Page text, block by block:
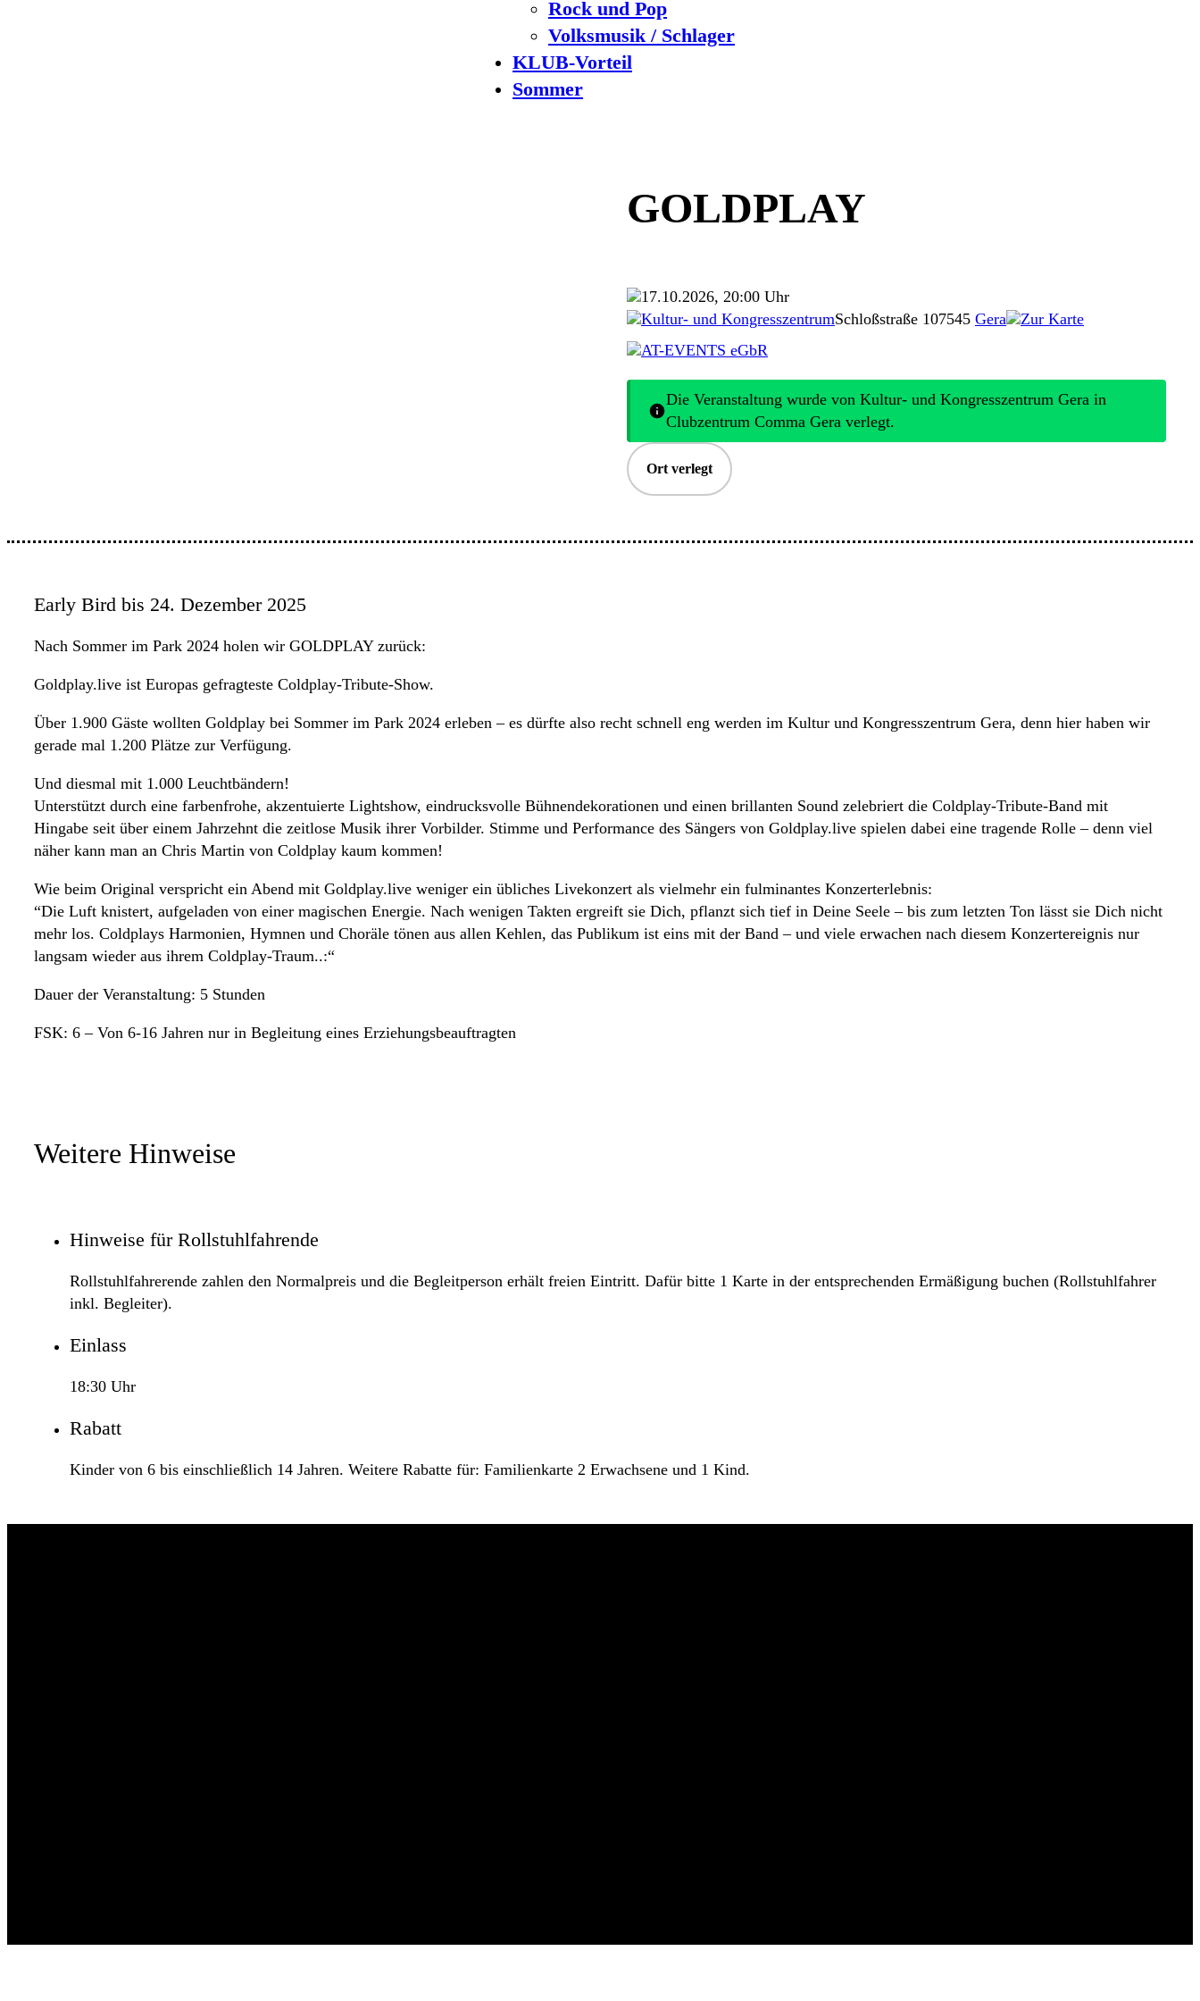
Rock und Pop
Volksmusik / Schlager
KLUB-Vorteil
Sommer
GOLDPLAY
17.10.2026, 20:00 Uhr
Kultur- und KongresszentrumSchloßstraße 107545 Gera
Zur Karte
AT-EVENTS eGbR
Die Veranstaltung wurde von Kultur- und Kongresszentrum Gera in
Clubzentrum Comma Gera verlegt.
Ort verlegt
Early Bird bis 24. Dezember 2025
Nach Sommer im Park 2024 holen wir GOLDPLAY zurück:
Goldplay.live ist Europas gefragteste Coldplay-Tribute-Show.
Über 1.900 Gäste wollten Goldplay bei Sommer im Park 2024 erleben – es dürfte also recht schnell eng werden im Kultur und Kongresszentrum Gera, denn hier haben wir
gerade mal 1.200 Plätze zur Verfügung.
Und diesmal mit 1.000 Leuchtbändern!
Unterstützt durch eine farbenfrohe, akzentuierte Lightshow, eindrucksvolle Bühnendekorationen und einen brillanten Sound zelebriert die Coldplay-Tribute-Band mit
Hingabe seit über einem Jahrzehnt die zeitlose Musik ihrer Vorbilder. Stimme und Performance des Sängers von Goldplay.live spielen dabei eine tragende Rolle – denn viel
näher kann man an Chris Martin von Coldplay kaum kommen!
Wie beim Original verspricht ein Abend mit Goldplay.live weniger ein übliches Livekonzert als vielmehr ein fulminantes Konzerterlebnis:
“Die Luft knistert, aufgeladen von einer magischen Energie. Nach wenigen Takten ergreift sie Dich, pflanzt sich tief in Deine Seele – bis zum letzten Ton lässt sie Dich nicht
mehr los. Coldplays Harmonien, Hymnen und Choräle tönen aus allen Kehlen, das Publikum ist eins mit der Band – und viele erwachen nach diesem Konzertereignis nur
langsam wieder aus ihrem Coldplay-Traum..:“
Dauer der Veranstaltung: 5 Stunden
FSK: 6 – Von 6-16 Jahren nur in Begleitung eines Erziehungsbeauftragten
Weitere Hinweise
Hinweise für Rollstuhlfahrende
Rollstuhlfahrerende zahlen den Normalpreis und die Begleitperson erhält freien Eintritt. Dafür bitte 1 Karte in der entsprechenden Ermäßigung buchen (Rollstuhlfahrer
inkl. Begleiter).
Einlass
18:30 Uhr
Rabatt
Kinder von 6 bis einschließlich 14 Jahren. Weitere Rabatte für: Familienkarte 2 Erwachsene und 1 Kind.